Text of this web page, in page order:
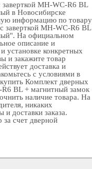
MH-WC-R6 BL
в Новосибирске
информацию по товару
заверткой MH-WC-R6 BL
На официальном
описание и
установке конкретных
и закажите товар
доставка и
с условиями в
Комплект дверных
BL + магнитный замок
наличие товара. На
никаких
и доставки заказа.
за счет дверной